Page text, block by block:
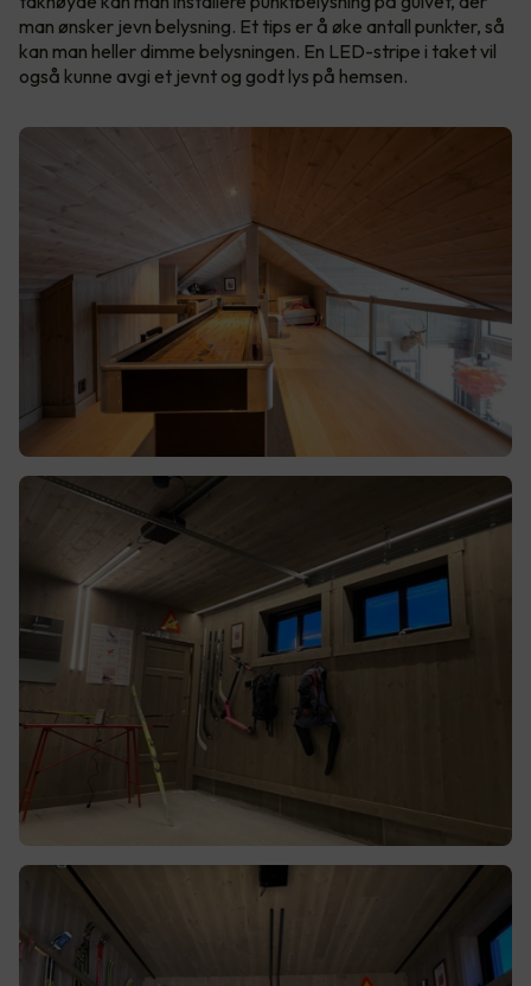
man ønsker jevn belysning. Et tips er å øke antall punkter, så
kan man heller dimme belysningen. En LED-stripe i taket vil
også kunne avgi et jevnt og godt lys på hemsen.